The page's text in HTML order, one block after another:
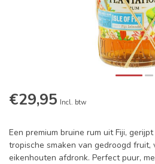
€29,95 Incl. btw
Een premium bruine rum uit Fiji,
tropische smaken van gedroogd
eikenhouten afdronk. Perfect puur,